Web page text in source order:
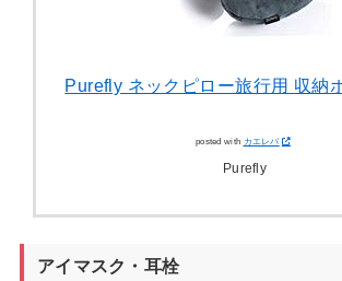
Purefly ネックピロー旅行用 収納
posted with カエレバ
Purefly
アイマスク・耳栓